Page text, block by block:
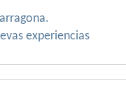
experiencias